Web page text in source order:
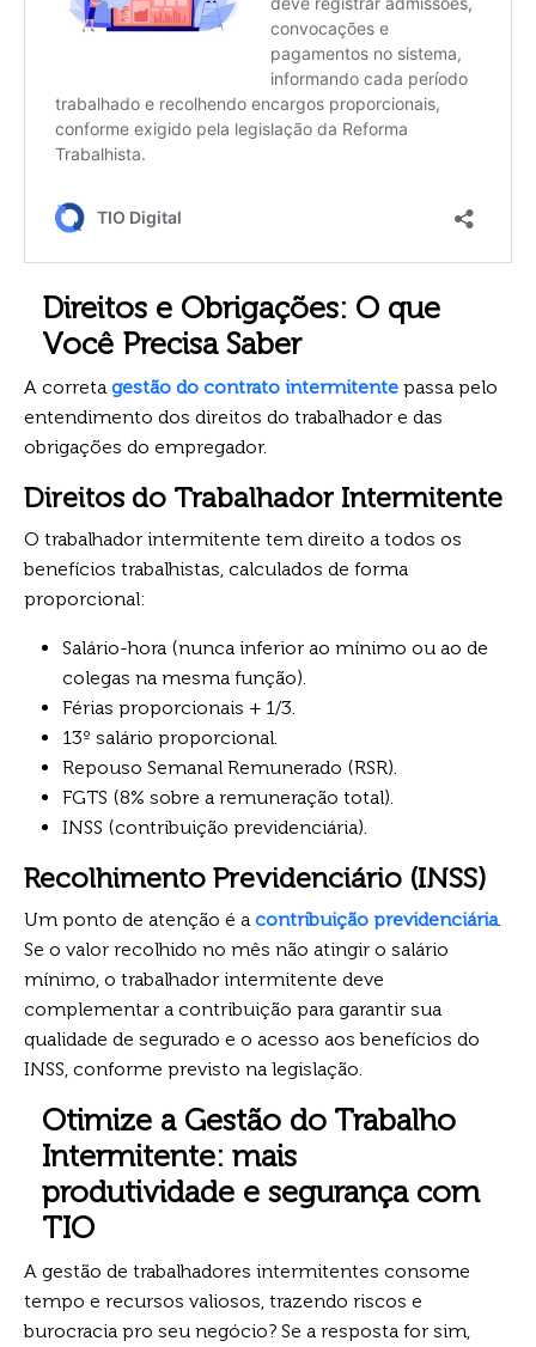
Direitos e Obrigações: O que
Você Precisa Saber
A correta gestão do contrato intermitente passa pelo
entendimento dos direitos do trabalhador e das
obrigações do empregador.
Direitos do Trabalhador Intermitente
O trabalhador intermitente tem direito a todos os
benefícios trabalhistas, calculados de forma
proporcional:
Salário-hora (nunca inferior ao mínimo ou ao de
colegas na mesma função).
Férias proporcionais + 1/3.
13º salário proporcional.
Repouso Semanal Remunerado (RSR).
FGTS (8% sobre a remuneração total).
INSS (contribuição previdenciária).
Recolhimento Previdenciário (INSS)
Um ponto de atenção é a contribuição previdenciária.
Se o valor recolhido no mês não atingir o salário
mínimo, o trabalhador intermitente deve
complementar a contribuição para garantir sua
qualidade de segurado e o acesso aos benefícios do
INSS, conforme previsto na legislação.
Otimize a Gestão do Trabalho
Intermitente: mais
produtividade e segurança com
TIO
A gestão de trabalhadores intermitentes consome
tempo e recursos valiosos, trazendo riscos e
burocracia pro seu negócio? Se a resposta for sim,